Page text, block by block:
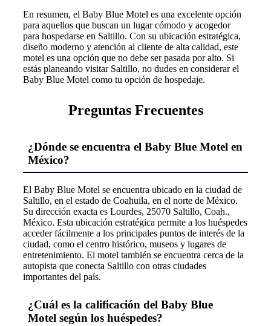
En resumen, el Baby Blue Motel es una excelente opción
para aquellos que buscan un lugar cómodo y acogedor
para hospedarse en Saltillo. Con su ubicación estratégica,
diseño moderno y atención al cliente de alta calidad, este
motel es una opción que no debe ser pasada por alto. Si
estás planeando visitar Saltillo, no dudes en considerar el
Baby Blue Motel como tu opción de hospedaje.
Preguntas Frecuentes
¿Dónde se encuentra el Baby Blue Motel en
México?
El Baby Blue Motel se encuentra ubicado en la ciudad de
Saltillo, en el estado de Coahuila, en el norte de México.
Su dirección exacta es Lourdes, 25070 Saltillo, Coah.,
México. Esta ubicación estratégica permite a los huéspedes
acceder fácilmente a los principales puntos de interés de la
ciudad, como el centro histórico, museos y lugares de
entretenimiento. El motel también se encuentra cerca de la
autopista que conecta Saltillo con otras ciudades
importantes del país.
¿Cuál es la calificación del Baby Blue
Motel según los huéspedes?